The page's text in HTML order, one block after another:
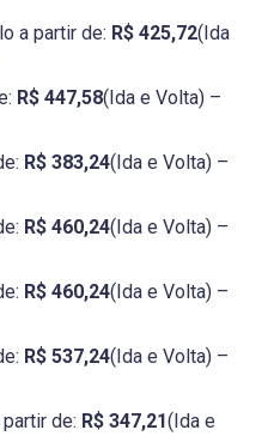
a partir de: R$ 425,72(Ida
R$ 447,58(Ida e Volta) –
R$ 383,24(Ida e Volta) –
R$ 460,24(Ida e Volta) –
R$ 460,24(Ida e Volta) –
R$ 537,24(Ida e Volta) –
de: R$ 347,21(Ida e